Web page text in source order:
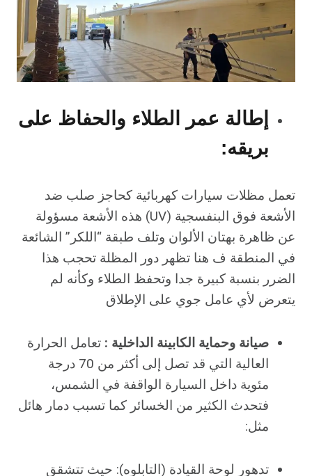
إطالة عمر الطلاء والحفاظ على
بريقه:
تعمل مظلات سيارات كهربائية كحاجز صلب ضد
الأشعة فوق البنفسجية (UV) هذه الأشعة مسؤولة
عن ظاهرة بهتان الألوان وتلف طبقة “اللكر” الشائعة
في المنطقة ف هنا تظهر دور المظلة تحجب هذا
الضرر بنسبة كبيرة جدا وتحفظ الطلاء وكأنه لم
يتعرض لأي عامل جوي على الإطلاق
صيانة وحماية الكابينة الداخلية : تعامل الحرارة
العالية التي قد تصل إلى أكثر من 70 درجة
مئوية داخل السيارة الواقفة في الشمس،
فتحدث الكثير من الخسائر كما تسبب دمار هائل
مثل:
تدهور لوحة القيادة (التابلوه): حيث تتشقق